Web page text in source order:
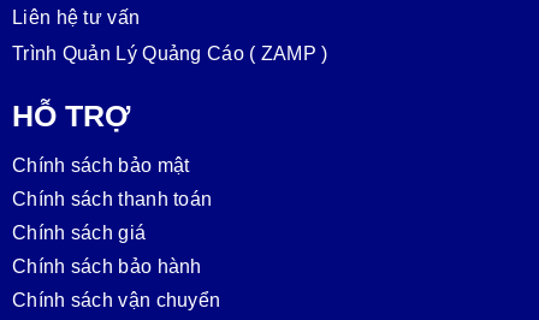
Liên hệ tư vấn
Trình Quản Lý Quảng Cáo ( ZAMP )
HỖ TRỢ
Chính sách bảo mật
Chính sách thanh toán
Chính sách giá
Chính sách bảo hành
Chính sách vận chuyển